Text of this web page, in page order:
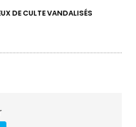
DE CULTE VANDALISÉS